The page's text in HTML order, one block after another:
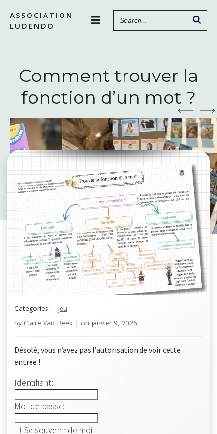
contenu
ASSOCIATION
LUDENDO
Comment trouver la
fonction d’un mot ?
Categories:
jeu
by Claire Van Beek | on janvier 9, 2026
Désolé, vous n’avez pas l’autorisation de voir cette
entrée !
Identifiant:
Mot de passe:
Se souvenir de moi